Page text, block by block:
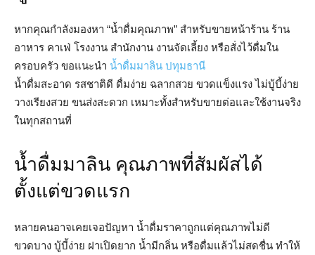
หากคุณกำลังมองหา “น้ำดื่มคุณภาพ” สำหรับขายหน้าร้าน ร้าน
อาหาร คาเฟ่ โรงงาน สำนักงาน งานจัดเลี้ยง หรือสั่งไว้ดื่มใน
ครอบครัว ขอแนะนำ น้ำดื่มมาลิน ปทุมธานี
น้ำดื่มสะอาด รสชาติดี ดื่มง่าย ฉลากสวย ขวดแข็งแรง ไม่บู้บี้ง่าย
วางเรียงสวย ขนส่งสะดวก เหมาะทั้งสำหรับขายต่อและใช้งานจริง
ในทุกสถานที่
น้ำดื่มมาลิน คุณภาพที่สัมผัสได้
ตั้งแต่ขวดแรก
หลายคนอาจเคยเจอปัญหา น้ำดื่มราคาถูกแต่คุณภาพไม่ดี
ขวดบาง บู้บี้ง่าย ฝาเปิดยาก น้ำมีกลิ่น หรือดื่มแล้วไม่สดชื่น ทำให้